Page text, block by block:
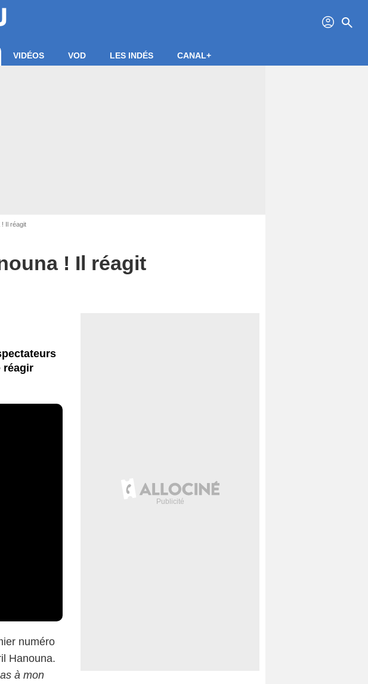
profil search
VIDÉOS VOD LES INDÉS CANAL+
Il réagit
! Il réagit
réagir
numéro
Hanouna.
à mon